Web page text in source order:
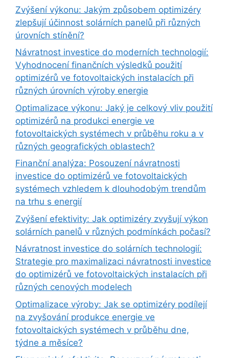
Zvýšení výkonu: Jakým způsobem optimizéry
zlepšují účinnost solárních panelů při různých
úrovních stínění?
Návratnost investice do moderních technologií:
Vyhodnocení finančních výsledků použití
optimizérů ve fotovoltaických instalacích při
různých úrovních výroby energie
Optimalizace výkonu: Jaký je celkový vliv použití
optimizérů na produkci energie ve
fotovoltaických systémech v průběhu roku a v
různých geografických oblastech?
Finanční analýza: Posouzení návratnosti
investice do optimizérů ve fotovoltaických
systémech vzhledem k dlouhodobým trendům
na trhu s energií
Zvýšení efektivity: Jak optimizéry zvyšují výkon
solárních panelů v různých podmínkách počasí?
Návratnost investice do solárních technologií:
Strategie pro maximalizaci návratnosti investice
do optimizérů ve fotovoltaických instalacích při
různých cenových modelech
Optimalizace výroby: Jak se optimizéry podílejí
na zvyšování produkce energie ve
fotovoltaických systémech v průběhu dne,
týdne a měsíce?